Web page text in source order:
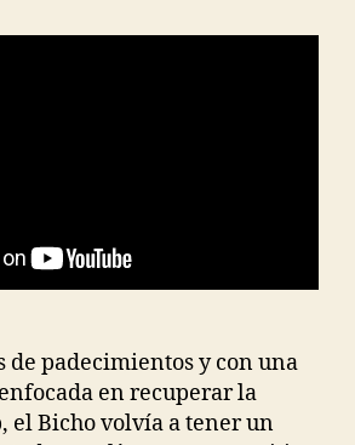
de padecimientos y con una
en recuperar la
el Bicho volvía a tener un